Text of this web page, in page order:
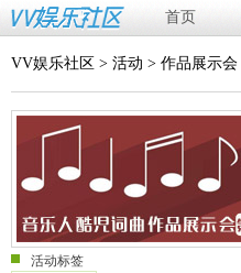
首页
VV娱乐社区 > 活动 > 作品展示会
活动标签